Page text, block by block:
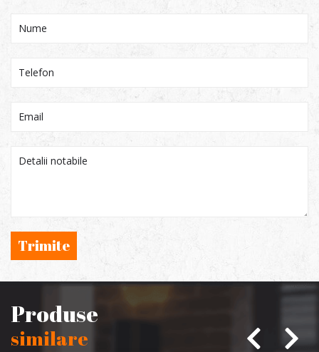
Trimite
Produse
similare